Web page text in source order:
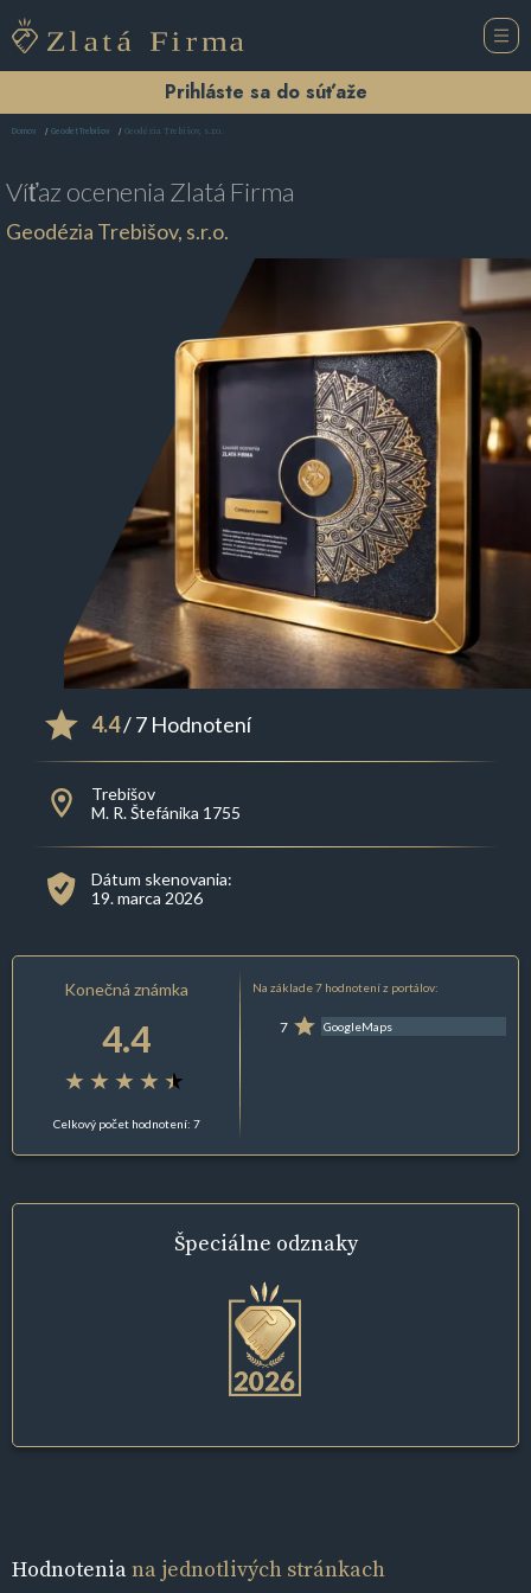
Prihláste sa do súťaže
Domov Geodet Trebišov Geodézia Trebišov, s.r.o.
Víťaz ocenenia Zlatá Firma
Geodézia Trebišov, s.r.o.
4.4/ 7 Hodnotení
Trebišov
M. R. Štefánika 1755
Dátum skenovania:
19. marca 2026
Konečná známka
4.4
Celkový počet hodnotení: 7
Na základe 7 hodnotení z portálov:
7 GoogleMaps
Špeciálne odznaky
Hodnoteniana jednotlivých stránkach